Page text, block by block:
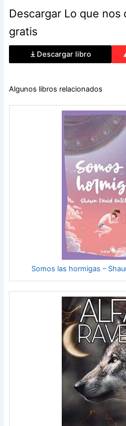
Descargar Lo que
gratis
Descargar libro
Algunos libros relacionados
Somos las hormigas –